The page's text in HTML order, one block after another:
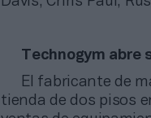
Technogym abre
El fabricante de
tienda de dos pisos